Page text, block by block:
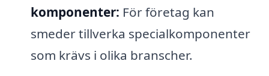
komponenter: För företag kan
smeder tillverka specialkomponenter
som krävs i olika branscher.